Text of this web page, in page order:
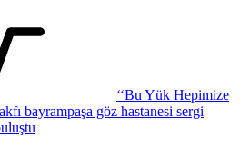
‘‘Bu Yük Hepimize
bayrampaşa göz hastanesi sergi